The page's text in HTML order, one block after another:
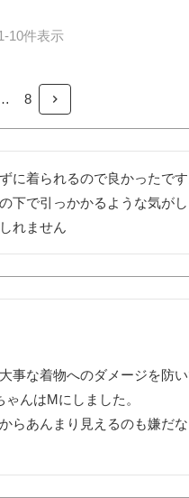
-10件表示
8
に着られるので良かったです
下で引っかかるような気が
事な着物へのダメージを防い
んはMにしました。
らあんまり見えるのも嫌だ